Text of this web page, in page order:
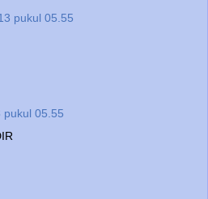
pukul 05.55
pukul 05.55